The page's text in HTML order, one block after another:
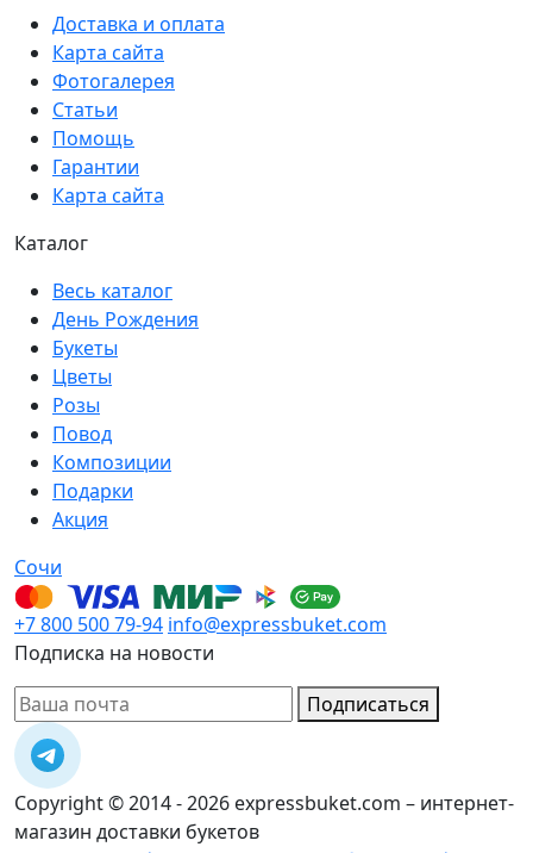
Доставка и оплата
Карта сайта
Фотогалерея
Статьи
Помощь
Гарантии
Карта сайта
Каталог
Весь каталог
День Рождения
Букеты
Цветы
Розы
Повод
Композиции
Подарки
Акция
Сочи
+7 800 500 79-94 info@expressbuket.com
Подписка на новости
Подписаться
Copyright © 2014 - 2026 expressbuket.com – интернет-
магазин доставки букетов